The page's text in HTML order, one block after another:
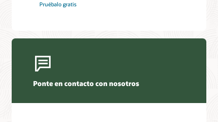
Pruébalo gratis
Ponte en contacto con nosotros